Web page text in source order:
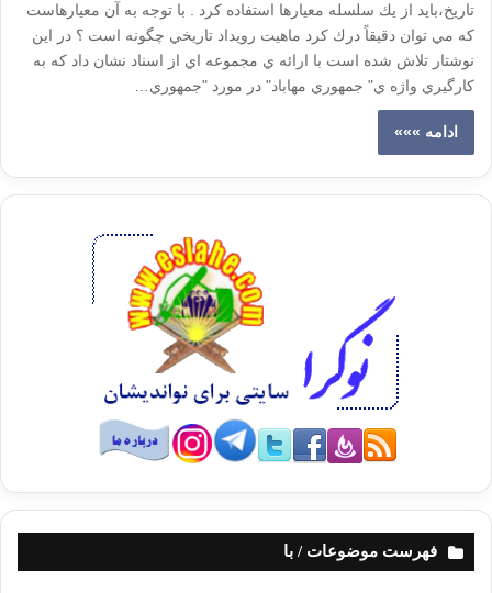
تاريخ،بايد از يك سلسله معيارها استفاده كرد . با توجه به آن معيارهاست
كه مي توان دقيقاً درك كرد ماهيت رويداد تاريخي چگونه است ؟ در اين
نوشتار تلاش شده است با ارائه ي مجموعه اي از اسناد نشان داد كه به
كارگيري واژه ي" جمهوري مهاباد" در مورد "جمهوري…
ادامه »»»
فهرست موضوعات / با